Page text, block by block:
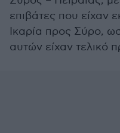
επιβάτες που είχαν
Ικαρία προς Σύρο,
αυτών είχαν τελικό